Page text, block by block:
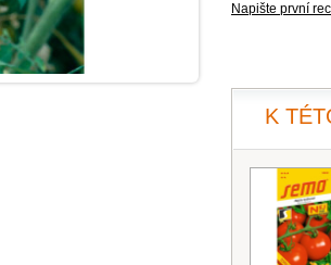
Napište první
K